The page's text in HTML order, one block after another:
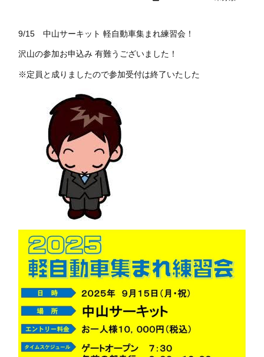
9/15 中山サーキット 軽自動車集まれ練習会！
沢山の参加お申込み 有難うございました！
※定員と成りましたので参加受付は終了いたした